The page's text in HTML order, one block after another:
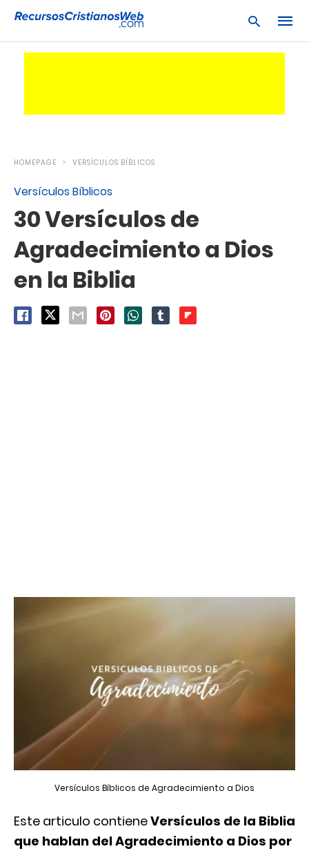
tu
HOMEPAGE VERSÍCULOS BÍBLICOS
Versículos Bíblicos
30 Versículos de
Agradecimiento a Dios
en la Biblia
Versículos Bíblicos de Agradecimiento a Dios
Este articulo contieneVersículos de la Biblia
que hablan del Agradecimiento a Dios por